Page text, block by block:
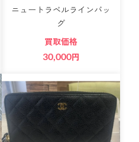
ニュートラベルラインバッ
グ
買取価格
30,000円